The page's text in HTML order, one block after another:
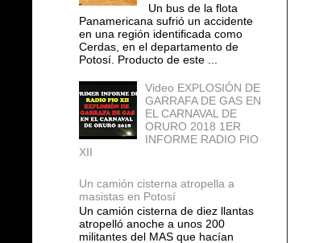
Un bus de la flota
Panamericana sufrió un accidente
en una región identificada como
Cerdas, en el departamento de
Potosí. Producto de este ...
Video EXPLOSIÓN DE
GARRAFA DE GAS EN
EL CARNAVAL DE
ORURO 2018 1ER
INFORME RADIO PIO
XII
Un camión cisterna atropella a
masistas en Potosí
Un camión cisterna de diez llantas
atropelló anoche a unos 200
militantes del MAS que hacían